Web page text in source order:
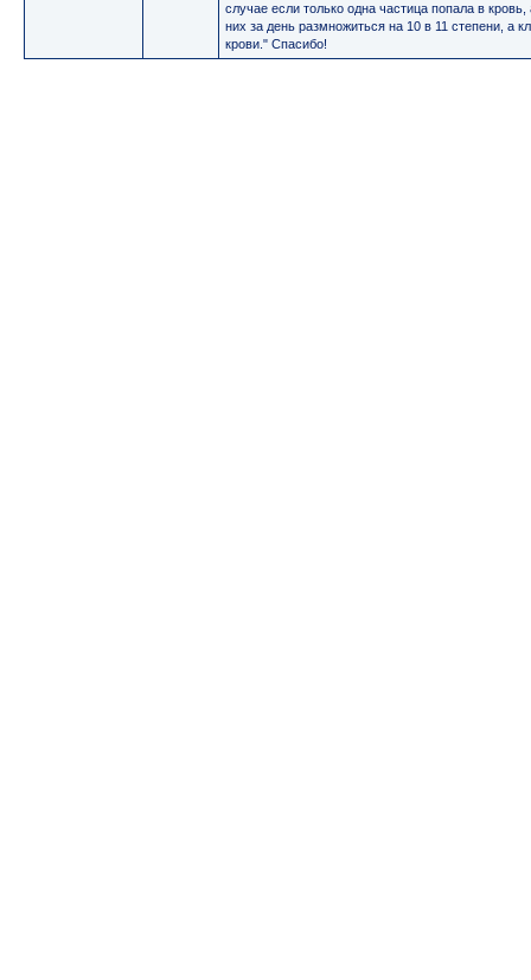
случае если только одна частица попала в
них за день размножиться на 10 в 11 степени, а
крови." Спасибо!